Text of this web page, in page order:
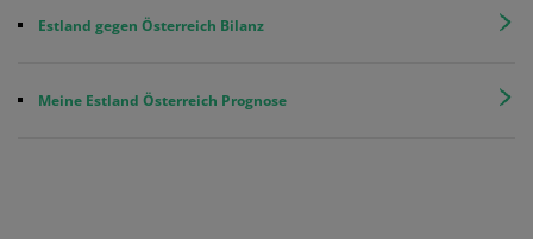
Estland gegen Österreich Bilanz
Meine Estland Österreich Prognose